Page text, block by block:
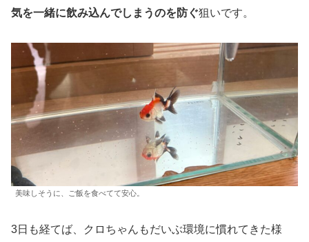
気を一緒に飲み込んでしまうのを防ぐ狙いです。
美味しそうに、ご飯を食べてて安心。
3日も経てば、クロちゃんもだいぶ環境に慣れてきた様